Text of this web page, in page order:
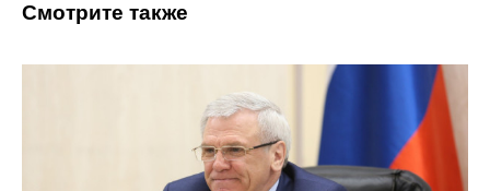
Смотрите также